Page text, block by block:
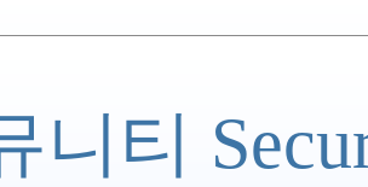
니티